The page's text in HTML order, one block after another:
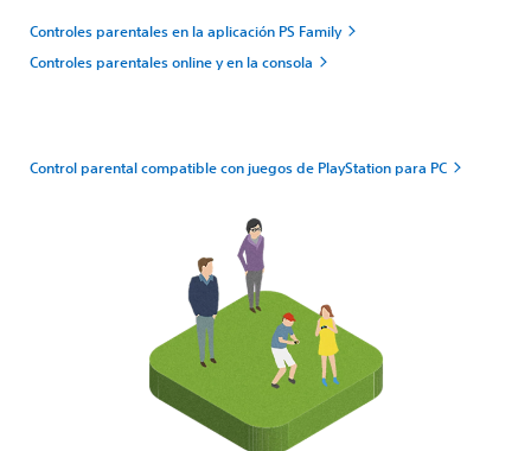
Controles parentales en la aplicación PS Family
Controles parentales online y en la consola
Control parental compatible con juegos de PlayStation para PC